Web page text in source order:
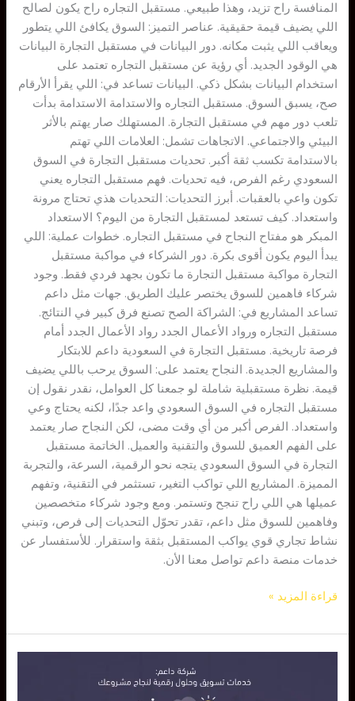
المنافسة راح تزيد، وهذا طبيعي. مستقبل التجاره راح يكون لصالح
اللي يضيف قيمة حقيقية. عناصر التميز: السوق يكافئ اللي يتطور
ويعاقب اللي يثبت مكانه. دور البيانات في مستقبل التجارة البيانات
هي الوقود الجديد. أي رؤية عن مستقبل التجاره تعتمد على
استخدام البيانات بشكل ذكي. البيانات تساعد في: اللي يقرأ الأرقام
صح، يسبق السوق. مستقبل التجاره والاستدامة الاستدامة بدأت
تلعب دور مهم في مستقبل التجارة. المستهلك صار يهتم بالأثر
البيئي والاجتماعي. الاتجاهات تشمل: العلامات اللي تهتم
بالاستدامة تكسب ثقة أكبر. تحديات مستقبل التجارة في السوق
السعودي رغم الفرص، فيه تحديات. فهم مستقبل التجاره يعني
تكون واعي بالعقبات. أبرز التحديات: التحديات هذي تحتاج مرونة
واستعداد. كيف تستعد لمستقبل التجارة من اليوم؟ الاستعداد
المبكر هو مفتاح النجاح في مستقبل التجاره. خطوات عملية: اللي
يبدأ اليوم يكون أقوى بكرة. دور الشركاء في مواكبة مستقبل
التجارة مواكبة مستقبل التجارة ما تكون بجهد فردي فقط. وجود
شركاء فاهمين للسوق يختصر عليك الطريق. جهات مثل داعم
تساعد المشاريع في: الشراكة الصح تصنع فرق كبير في النتائج.
مستقبل التجاره ورواد الأعمال الجدد رواد الأعمال الجدد أمام
فرصة تاريخية. مستقبل التجارة في السعودية داعم للابتكار
والمشاريع الجديدة. النجاح يعتمد على: السوق يرحب باللي يضيف
قيمة. نظرة مستقبلية شاملة لو جمعنا كل العوامل، نقدر نقول إن
مستقبل التجاره في السوق السعودي واعد جدًا، لكنه يحتاج وعي
واستعداد. الفرص أكبر من أي وقت مضى، لكن النجاح صار يعتمد
على الفهم العميق للسوق والتقنية والعميل. الخاتمة مستقبل
التجارة في السوق السعودي يتجه نحو الرقمية، السرعة، والتجربة
المميزة. المشاريع اللي تواكب التغير، تستثمر في التقنية، وتفهم
عميلها هي اللي راح تنجح وتستمر. ومع وجود شركاء متخصصين
وفاهمين للسوق مثل داعم، تقدر تحوّل التحديات إلى فرص، وتبني
نشاط تجاري قوي يواكب المستقبل بثقة واستقرار. للأستفسار عن
خدمات منصة داعم تواصل معنا الأن.
قراءة المزيد »